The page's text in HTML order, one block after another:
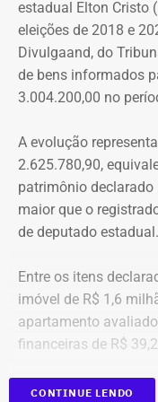
“Creio que duas
seguirem adiante
Porque é necessário
adiante no
primeiro é o temor de
agressor. E o outro é
que a denúncia for
brecha legal permita
fique impune”,
Passados oito anos
públicas
item que acredita ser
tenham mais rigor.
“A Lei Maria da
estadual Elton Cristo
eleições de 2018 e
Divulgaand, do
de bens informados
3.004.200,00 no
A evolução
2.625.780,90,
patrimônio declarado
maior que o
de deputado estadual.
Entre os itens
imóvel de R$ 1,6
apartamento
financeiras de R$
CONTINUE LENDO